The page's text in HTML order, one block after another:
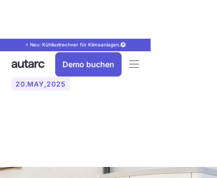
⭐ Neu: Kühllastrechner für Klimaanlagen.
Demo buchen
20.MAY,2025